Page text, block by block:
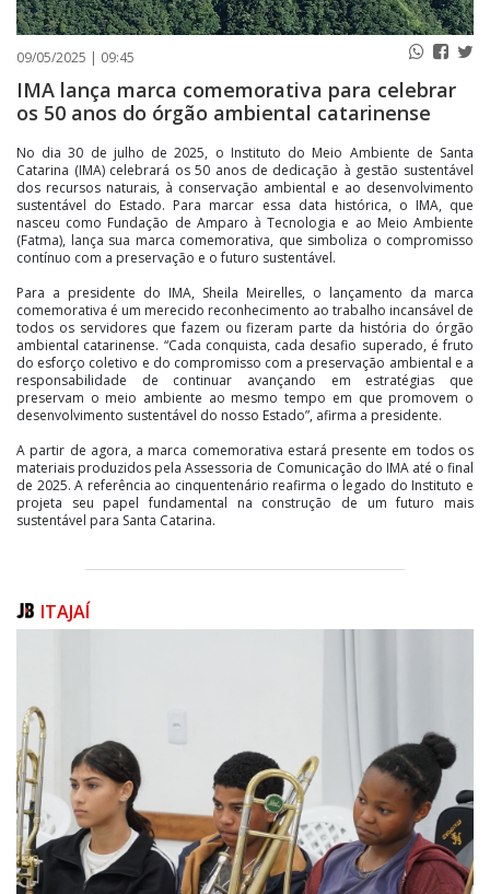
09/05/2025 | 09:45
IMA lança marca comemorativa para celebrar
os 50 anos do órgão ambiental catarinense
No dia 30 de julho de 2025, o Instituto do Meio Ambiente de Santa
Catarina (IMA) celebrará os 50 anos de dedicação à gestão sustentável
dos recursos naturais, à conservação ambiental e ao desenvolvimento
sustentável do Estado. Para marcar essa data histórica, o IMA, que
nasceu como Fundação de Amparo à Tecnologia e ao Meio Ambiente
(Fatma), lança sua marca comemorativa, que simboliza o compromisso
contínuo com a preservação e o futuro sustentável.
Para a presidente do IMA, Sheila Meirelles, o lançamento da marca
comemorativa é um merecido reconhecimento ao trabalho incansável de
todos os servidores que fazem ou fizeram parte da história do órgão
ambiental catarinense. “Cada conquista, cada desafio superado, é fruto
do esforço coletivo e do compromisso com a preservação ambiental e a
responsabilidade de continuar avançando em estratégias que
preservam o meio ambiente ao mesmo tempo em que promovem o
desenvolvimento sustentável do nosso Estado”, afirma a presidente.
A partir de agora, a marca comemorativa estará presente em todos os
materiais produzidos pela Assessoria de Comunicação do IMA até o final
de 2025. A referência ao cinquentenário reafirma o legado do Instituto e
projeta seu papel fundamental na construção de um futuro mais
sustentável para Santa Catarina.
Em 2025, Santa Catarina celebra 50 anos de atuação contínua de um
órgão ambiental estadual. O Instituto do Meio Ambiente de Santa
O IMA é uma autarquia estadual vinculada ao Governo de Santa Catarina.
Possui sede administrativa em Florianópolis, 16 coordenadorias
regionais do meio ambiente (Codams) distribuídas estrategicamente por
todas as regiões do Estado, além de administrar 10 unidades de
conservação de proteção integral.
Atualmente, o órgão conta com um quadro funcional de cerca de 600
colaboradores — entre servidores efetivos, temporários,
comissionados, cedidos, terceirizados e estagiários — que atuam em
diversas frentes.
ITAJAÍ